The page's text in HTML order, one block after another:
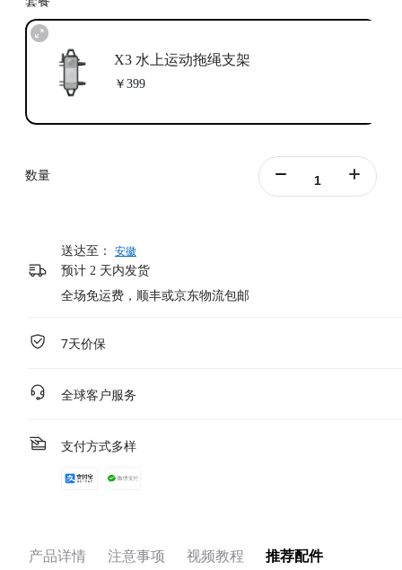
X3 水上运动拖绳支架
￥399
数量
送达至： 安徽
预计 2 天内发货
全场免运费，顺丰或京东物流包邮
7天价保
全球客户服务
支付方式多样
产品详情 注意事项 视频教程 推荐配件